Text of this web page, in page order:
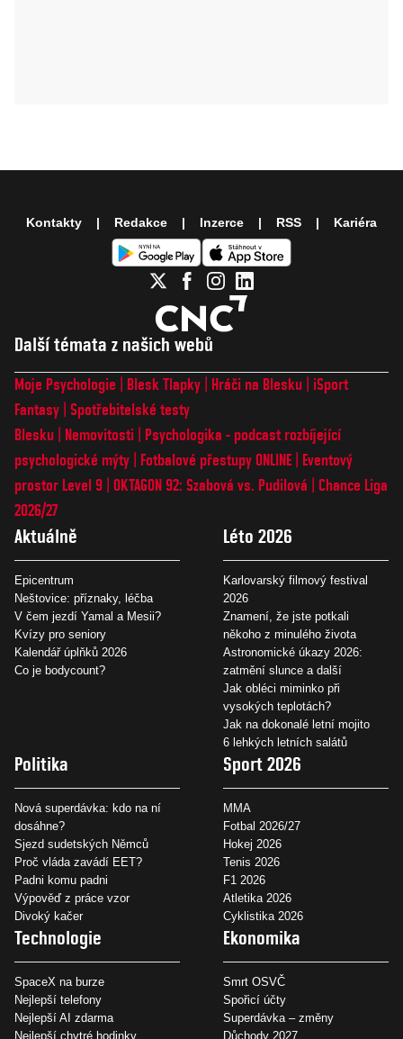
Další témata z našich webů
Moje Psychologie Blesk Tlapky Hráči na Blesku
iSport
Fantasy Spotřebitelské testy
Blesku
Nemovitosti
Psychologika - podcast rozbíjející
psychologické mýty
Fotbalové přestupy ONLINE
Eventový
prostor Level 9 OKTAGON 92: Szabová vs. Pudilová
Chance Liga
2026/27
Aktuálně
Epicentrum
Neštovice: příznaky, léčba
V čem jezdí Yamal a Mesii?
Kvízy pro seniory
Kalendář úplňků 2026
Co je bodycount?
Léto 2026
Karlovarský filmový festival
2026
Znamení, že jste potkali
někoho z minulého života
Astronomické úkazy 2026:
zatmění slunce a další
Jak obléci miminko při
vysokých teplotách?
Jak na dokonalé letní mojito
6 lehkých letních salátů
Politika
Nová superdávka: kdo na ní
dosáhne?
Sjezd sudetských Němců
Proč vláda zavádí EET?
Padni komu padni
Výpověď z práce vzor
Divoký kačer
Sport 2026
MMA
Fotbal 2026/27
Hokej 2026
Tenis 2026
F1 2026
Atletika 2026
Cyklistika 2026
Technologie
SpaceX na burze
Nejlepší telefony
Nejlepší AI zdarma
Nejlepší chytré hodinky
Ekonomika
Smrt OSVČ
Spořicí účty
Superdávka – změny
Důchody 2027
Kontakty Redakce Inzerce RSS Kariéra